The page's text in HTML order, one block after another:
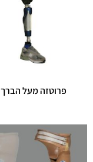
פרוטזה מעל הברך